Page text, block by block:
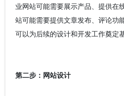
业网站可能需要展示产品、提供在
站可能需要提供文章发布、评论功
可以为后续的设计和开发工作奠定基
第二步：网站设计